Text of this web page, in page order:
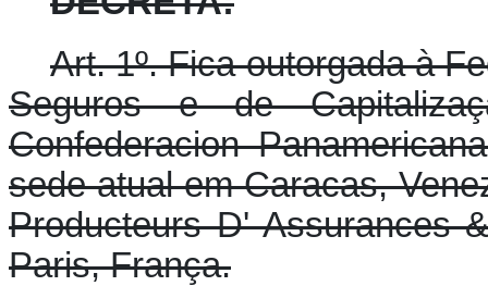
Art. 1º. Fica outorgada à
Seguros e de
Confederacion
sede atual em Caracas,
Producteurs D' Assurances
Paris, França.